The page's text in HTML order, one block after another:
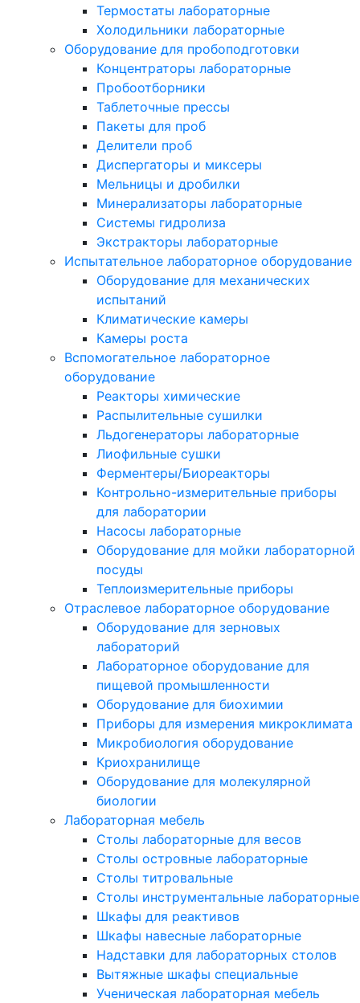
Термостаты лабораторные
Холодильники лабораторные
Оборудование для пробоподготовки
Концентраторы лабораторные
Пробоотборники
Таблеточные прессы
Пакеты для проб
Делители проб
Диспергаторы и миксеры
Мельницы и дробилки
Минерализаторы лабораторные
Системы гидролиза
Экстракторы лабораторные
Испытательное лабораторное оборудование
Оборудование для механических
испытаний
Климатические камеры
Камеры роста
Вспомогательное лабораторное
оборудование
Реакторы химические
Распылительные сушилки
Льдогенераторы лабораторные
Лиофильные сушки
Ферментеры/Биореакторы
Контрольно-измерительные приборы
для лаборатории
Насосы лабораторные
Оборудование для мойки лабораторной
посуды
Теплоизмерительные приборы
Отраслевое лабораторное оборудование
Оборудование для зерновых
лабораторий
Лабораторное оборудование для
пищевой промышленности
Оборудование для биохимии
Приборы для измерения микроклимата
Микробиология оборудование
Криохранилище
Оборудование для молекулярной
биологии
Лабораторная мебель
Столы лабораторные для весов
Столы островные лабораторные
Столы титровальные
Столы инструментальные лабораторные
Шкафы для реактивов
Шкафы навесные лабораторные
Надставки для лабораторных столов
Вытяжные шкафы специальные
Ученическая лабораторная мебель